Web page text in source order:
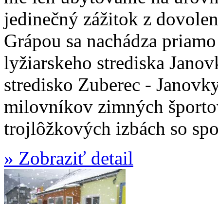
jedinečný zážitok z
Grápou sa nachádza
lyžiarskeho strediska
stredisko Zuberec -
milovníkov zimných
trojlôžkových izbách so
» Zobraziť detail